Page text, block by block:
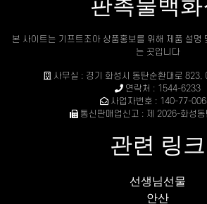
판촉물백화
본 사이트는 기프트조아 상품홍보를 위해 제품 설명
는 곳입니다
사무실 : 경기 화성시 동탄순환대로 823,
연락처 : 1544-6233
사업자번호 : 140-77-
통신판매업신고 : 제 2026-화성
관련 링크
선생님선물
안산